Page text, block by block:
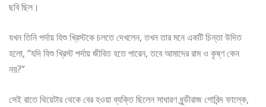
ছবি ছিল।
যখন তিনি পর্দায় যিশু খ্রিস্টকে চলতে দেখলেন, তখন তার মনে একটি চিন্তা উদিত
হলো, “যদি যিশু খ্রিস্ট পর্দায় জীবিত হতে পারেন, তবে আমাদের রাম ও কৃষ্ণ কেন
নয়?”
সেই রাতে থিয়েটার থেকে বের হওয়া ব্যক্তি ছিলেন সাধারণ ধুন্ডীরাজ গোবিন্দ ফাল্কে,